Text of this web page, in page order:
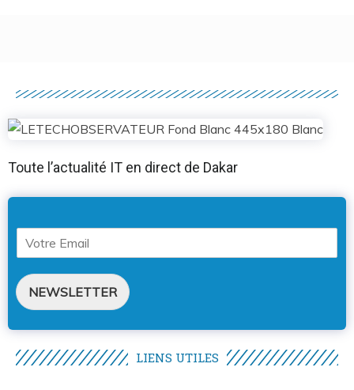
Toute l’actualité IT en direct de Dakar
NEWSLETTER
LIENS UTILES​